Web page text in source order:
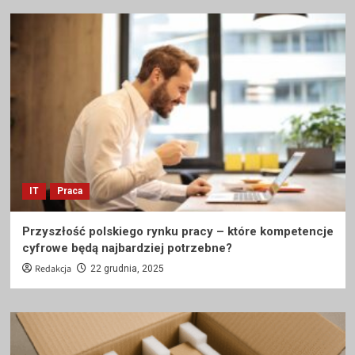
IT Praca
Przyszłość polskiego rynku pracy – które kompetencje
cyfrowe będą najbardziej potrzebne?
Redakcja 22 grudnia, 2025